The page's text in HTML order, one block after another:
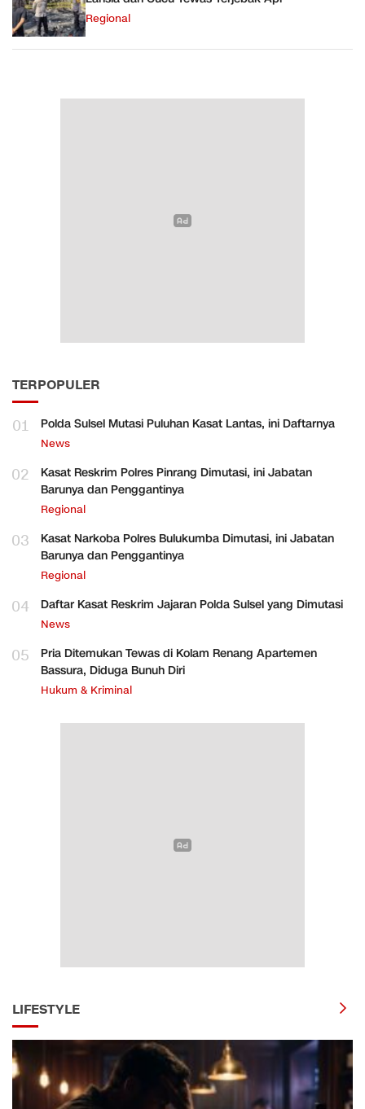
Regional
TERPOPULER
01 Polda Sulsel Mutasi Puluhan Kasat Lantas, ini Daftarnya
News
02
Kasat Reskrim Polres Pinrang Dimutasi, ini Jabatan
Barunya dan Penggantinya
Regional
03
Kasat Narkoba Polres Bulukumba Dimutasi, ini Jabatan
Barunya dan Penggantinya
Regional
04 Daftar Kasat Reskrim Jajaran Polda Sulsel yang Dimutasi
News
05
Pria Ditemukan Tewas di Kolam Renang Apartemen
Bassura, Diduga Bunuh Diri
Hukum & Kriminal
LIFESTYLE